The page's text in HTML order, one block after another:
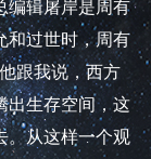
辑屠岸是周有
和过世时，周有
跟我说，西方
出生存空间，这
。从这样一个观